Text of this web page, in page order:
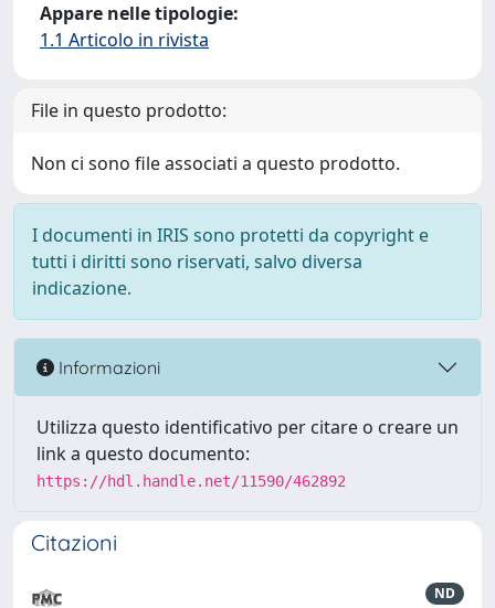
Appare nelle tipologie:
1.1 Articolo in rivista
File in questo prodotto:
Non ci sono file associati a questo prodotto.
I documenti in IRIS sono protetti da copyright e
tutti i diritti sono riservati, salvo diversa
indicazione.
Informazioni
Utilizza questo identificativo per citare o creare un
link a questo documento:
https://hdl.handle.net/11590/462892
Citazioni
ND